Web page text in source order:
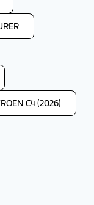
C4 (2026)